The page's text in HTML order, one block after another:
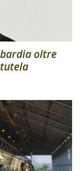
oltre